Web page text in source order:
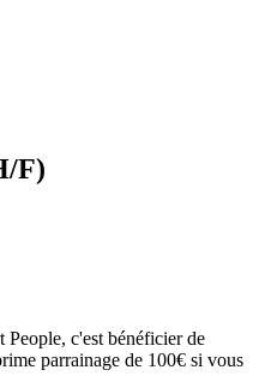
F)
c'est bénéficier de
parrainage de 100€ si vous